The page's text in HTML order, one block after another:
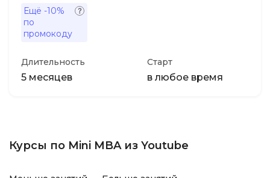
Ещё -10%
по
промокоду
Длительность
5 месяцев
Старт
в любое время
Курсы по Mini MBA из Youtube